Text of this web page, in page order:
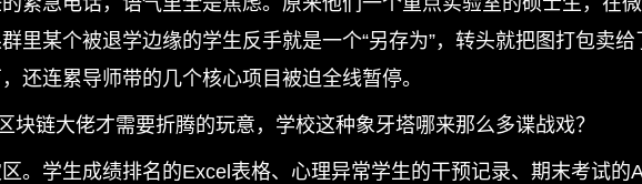
里某个被退学边缘的学生反手就是一个“另存为”，转头就把图打包卖
还连累导师带的几个核心项目被迫全线暂停。
块链大佬才需要折腾的玩意，学校这种象牙塔哪来那么多谍战戏？
。学生成绩排名的Excel表格、心理异常学生的干预记录、期末考试